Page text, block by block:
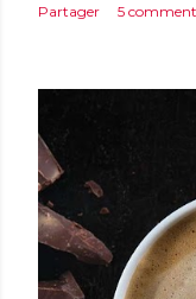
Partager 5